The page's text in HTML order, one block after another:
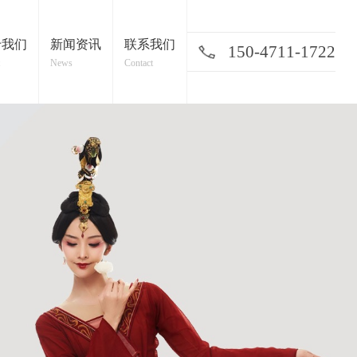
们 新闻资讯
News
联系我们
Contact
150-4711-1722